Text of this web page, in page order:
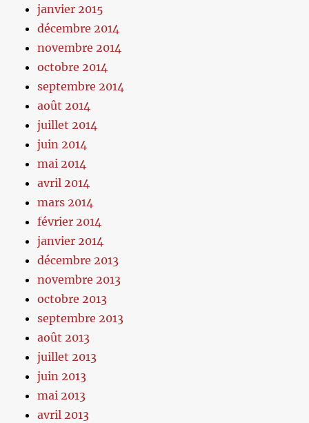
janvier 2015
décembre 2014
novembre 2014
octobre 2014
septembre 2014
août 2014
juillet 2014
juin 2014
mai 2014
avril 2014
mars 2014
février 2014
janvier 2014
décembre 2013
novembre 2013
octobre 2013
septembre 2013
août 2013
juillet 2013
juin 2013
mai 2013
avril 2013